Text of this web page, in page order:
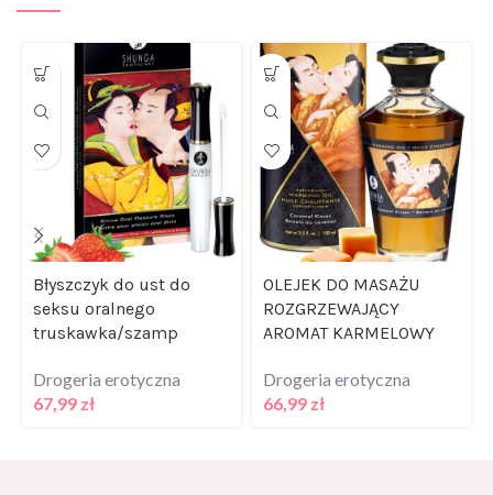
Błyszczyk do ust do
seksu oralnego
truskawka/szamp
67,99zł
OLEJEK DO MASAŻU
ROZGRZEWAJĄCY
AROMAT KARMELOWY
66,99zł